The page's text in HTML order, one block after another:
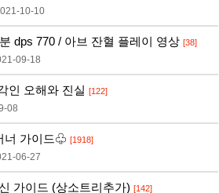
10-10
dps 770 / 아브 잔혈 플레이 영상 [38]
09-18
인 오해와 진실 [122]
08
너 가이드♧ [1918]
06-27
가이드 (상소트리추가) [142]